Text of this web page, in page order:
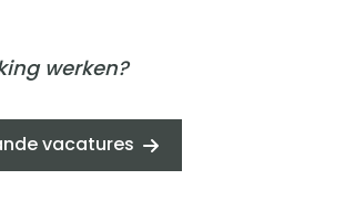
werken?
vacatures